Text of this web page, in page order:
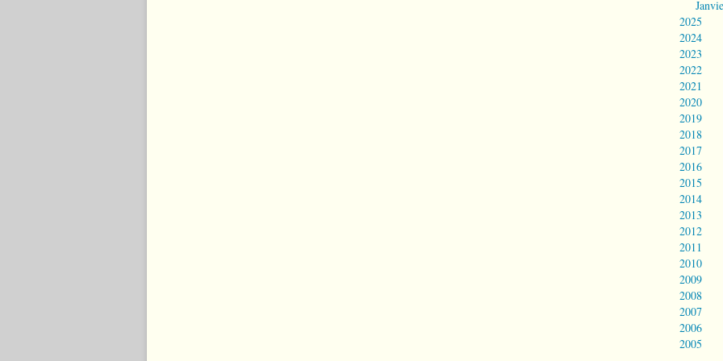
2025
2024
2023
2022
2021
2020
2019
2018
2017
2016
2015
2014
2013
2012
2011
2010
2009
2008
2007
2006
2005